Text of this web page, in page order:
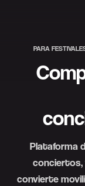
PARA
Plataforma
conciertos,
convierte